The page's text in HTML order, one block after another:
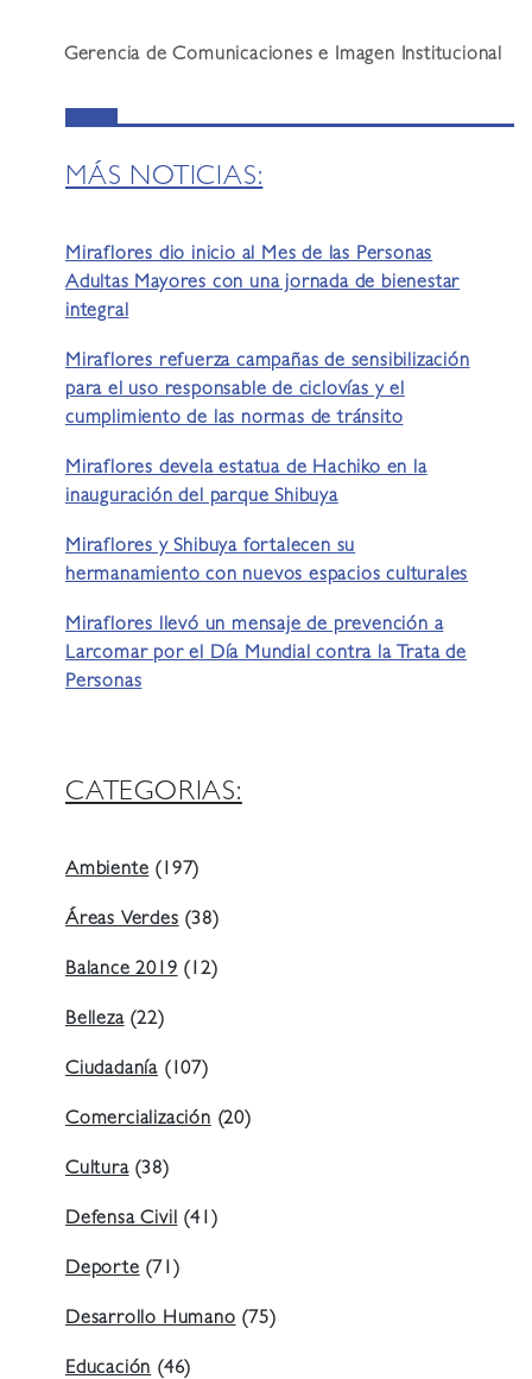
Gerencia de Comunicaciones e Imagen Institucional
MÁS NOTICIAS:
Miraflores dio inicio al Mes de las Personas
Adultas Mayores con una jornada de bienestar
integral
Miraflores refuerza campañas de sensibilización
para el uso responsable de ciclovías y el
cumplimiento de las normas de tránsito
Miraflores devela estatua de Hachiko en la
inauguración del parque Shibuya
Miraflores y Shibuya fortalecen su
hermanamiento con nuevos espacios culturales
Miraflores llevó un mensaje de prevención a
Larcomar por el Día Mundial contra la Trata de
Personas
CATEGORIAS:
Ambiente (197)
Áreas Verdes (38)
Balance 2019 (12)
Belleza(22)
Ciudadanía (107)
Comercialización (20)
Cultura(38)
Defensa Civil (41)
Deporte (71)
Desarrollo Humano (75)
Educación (46)